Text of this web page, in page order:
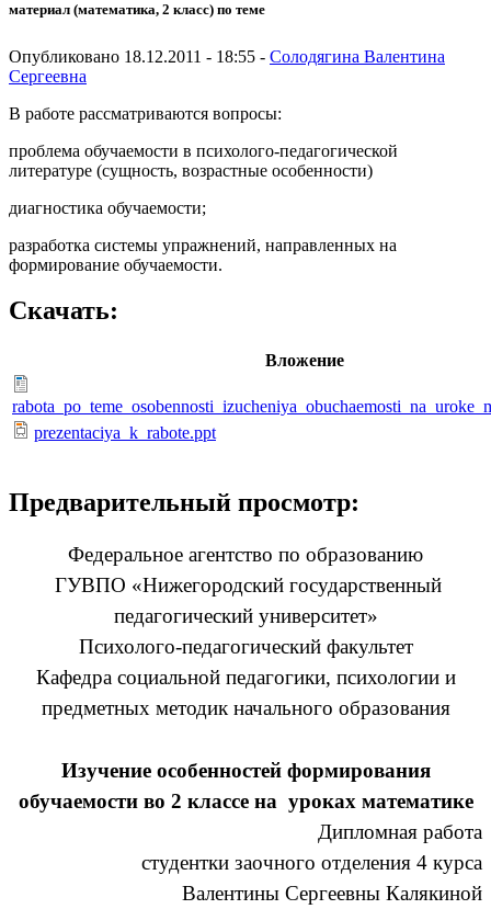
материал (математика, 2 класс) по теме
Опубликовано 18.12.2011 - 18:55 - Солодягина Валентина
Сергеевна
В работе рассматриваются вопросы:
проблема обучаемости в психолого-педагогической
литературе (сущность, возрастные особенности)
диагностика обучаемости;
разработка системы упражнений, направленных на
формирование обучаемости.
Скачать:
Вложение
prezentaciya_k_rabote.ppt
Предварительный просмотр:
Федеральное агентство по образованию
ГУВПО «Нижегородский государственный
педагогический университет»
Психолого-педагогический факультет
Кафедра социальной педагогики, психологии и
предметных методик начального образования
Изучение особенностей формирования
обучаемости во 2 классе на уроках математике
Дипломная работа
студентки заочного отделения 4 курса
Валентины Сергеевны Калякиной